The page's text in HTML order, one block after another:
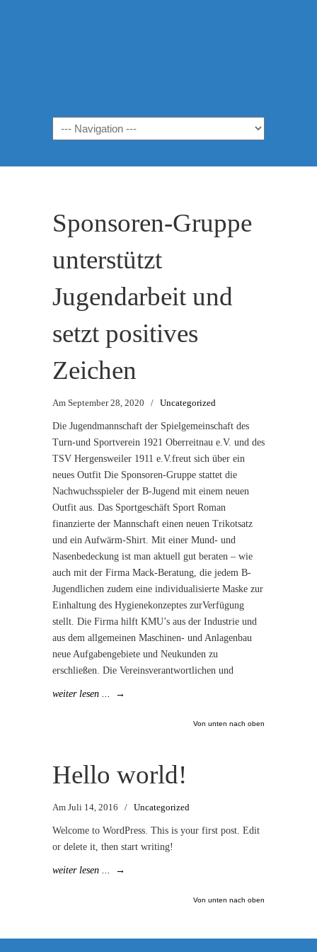
Navigation
Sponsoren-Gruppe
unterstützt
Jugendarbeit und
setzt positives
Zeichen
Am September 28, 2020 / Uncategorized
Die Jugendmannschaft der Spielgemeinschaft des
Turn-und Sportverein 1921 Oberreitnau e.V. und des
TSV Hergensweiler 1911 e.V.freut sich über ein
neues Outfit Die Sponsoren-Gruppe stattet die
Nachwuchsspieler der B-Jugend mit einem neuen
Outfit aus. Das Sportgeschäft Sport Roman
finanzierte der Mannschaft einen neuen Trikotsatz
und ein Aufwärm-Shirt. Mit einer Mund- und
Nasenbedeckung ist man aktuell gut beraten – wie
auch mit der Firma Mack-Beratung, die jedem B-
Jugendlichen zudem eine individualisierte Maske zur
Einhaltung des Hygienekonzeptes zurVerfügung
stellt. Die Firma hilft KMU’s aus der Industrie und
aus dem allgemeinen Maschinen- und Anlagenbau
neue Aufgabengebiete und Neukunden zu
erschließen. Die Vereinsverantwortlichen und
weiter lesen ... →
Von unten nach oben
Hello world!
Am Juli 14, 2016 / Uncategorized
Welcome to WordPress. This is your first post. Edit
or delete it, then start writing!
weiter lesen ... →
Von unten nach oben